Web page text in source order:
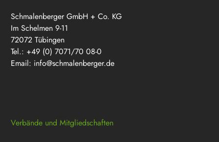
Schmalenberger GmbH + Co. KG
Im Schelmen 9-11
72072 Tübingen
Tel.: +49 (0) 7071/70 08-0
Email: info@schmalenberger.de
Verbände und Mitgliedschaften